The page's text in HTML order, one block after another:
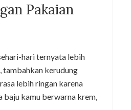
Pakaian
hari ternyata lebih
tambahkan kerudung
lebih ringan karena
baju kamu berwarna krem,